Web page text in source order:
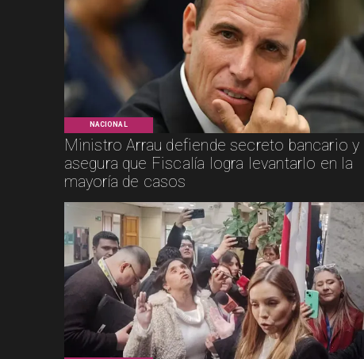
NACIONAL
Ministro Arrau defiende secreto bancario y
asegura que Fiscalía logra levantarlo en la
mayoría de casos